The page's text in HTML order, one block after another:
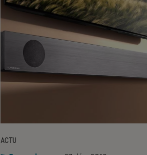
ACTU